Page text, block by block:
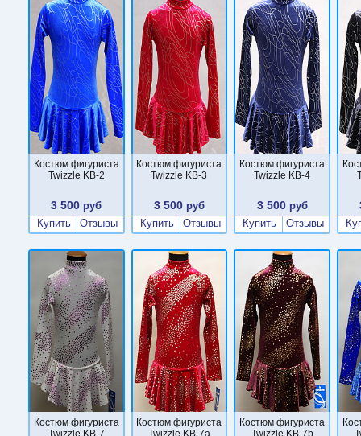
Костюм фигуриста
Twizzle KB-2
3 500 руб
Купить
Отзывы
Костюм фигуриста
Twizzle KB-3
3 500 руб
Купить
Отзывы
Костюм фигуриста
Twizzle KB-4
3 500руб
Купить
Отзывы
Костюм фигуриста
Twizzle KB-7
Костюм фигуриста
Twizzle KB-7a
Костюм фигуриста
Twizzle KB-7b